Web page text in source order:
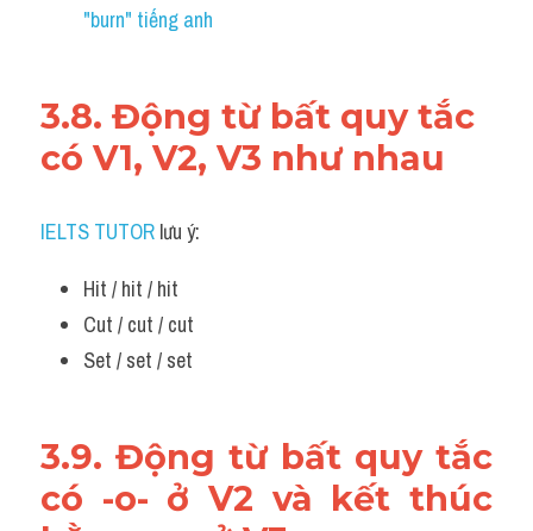
"burn" tiếng anh
3.8. Động từ bất quy tắc
có V1, V2, V3 như nhau
IELTS TUTOR lưu ý:
Hit / hit / hit
Cut / cut / cut
Set / set / set
3.9. Động từ bất quy tắc
có -o- ở V2 và kết thúc